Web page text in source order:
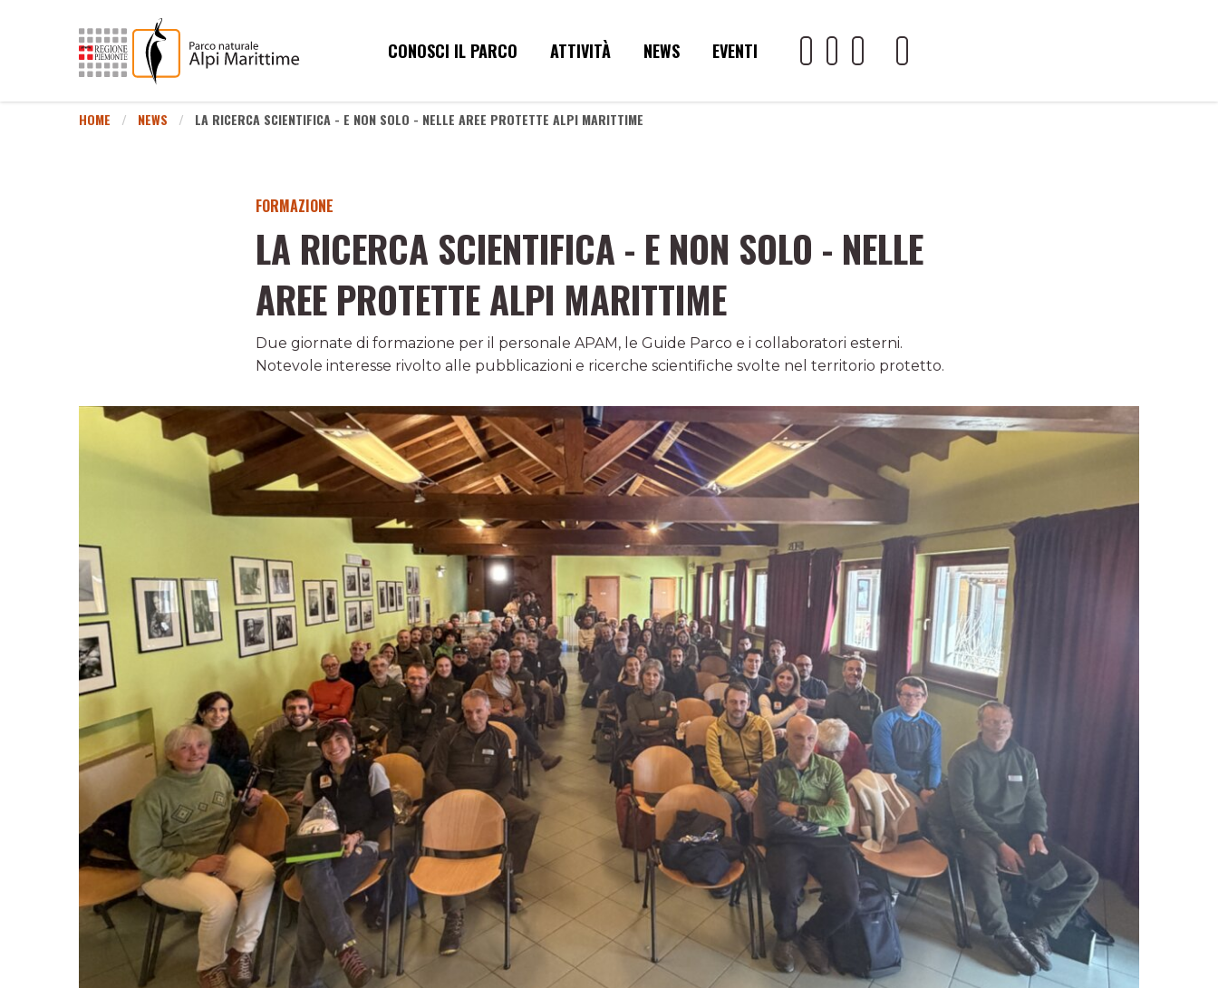
CONOSCI IL PARCO ATTIVITÀ NEWS EVENTI
HOME NEWS LA RICERCA SCIENTIFICA - E NON SOLO - NELLE AREE PROTETTE ALPI MARITTIME
FORMAZIONE
LA RICERCA SCIENTIFICA - E NON SOLO - NELLE
AREE PROTETTE ALPI MARITTIME
Due giornate di formazione per il personale APAM, le Guide Parco e i collaboratori esterni.
Notevole interesse rivolto alle pubblicazioni e ricerche scientifiche svolte nel territorio protetto.